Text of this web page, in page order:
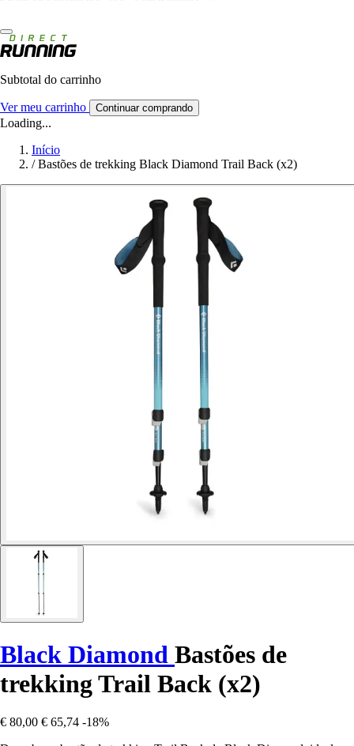
Subtotal do carrinho
Ver meu carrinho Continuar comprando
Loading...
Início
/ Bastões de trekking Black Diamond Trail Back (x2)
Black Diamond Bastões de
trekking Trail Back (x2)
€ 80,00 € 65,74 -18%